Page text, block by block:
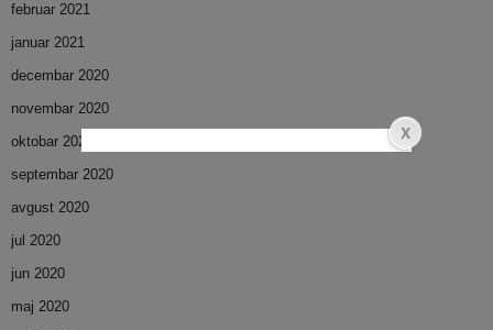
februar 2021
januar 2021
decembar 2020
novembar 2020
oktobar 2020
septembar 2020
avgust 2020
jul 2020
jun 2020
maj 2020